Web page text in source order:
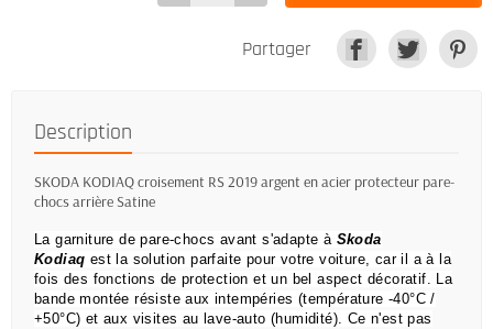
Partager
Description
SKODA KODIAQ croisement RS 2019 argent en acier protecteur pare-
chocs arrière Satine
La garniture de pare-chocs avant s'adapte à Skoda
Kodiaq est la solution parfaite pour votre voiture, car il a à la
fois des fonctions de protection et un bel aspect décoratif. La
bande montée résiste aux intempéries (température -40°C /
+50°C) et aux visites au lave-auto (humidité). Ce n'est pas